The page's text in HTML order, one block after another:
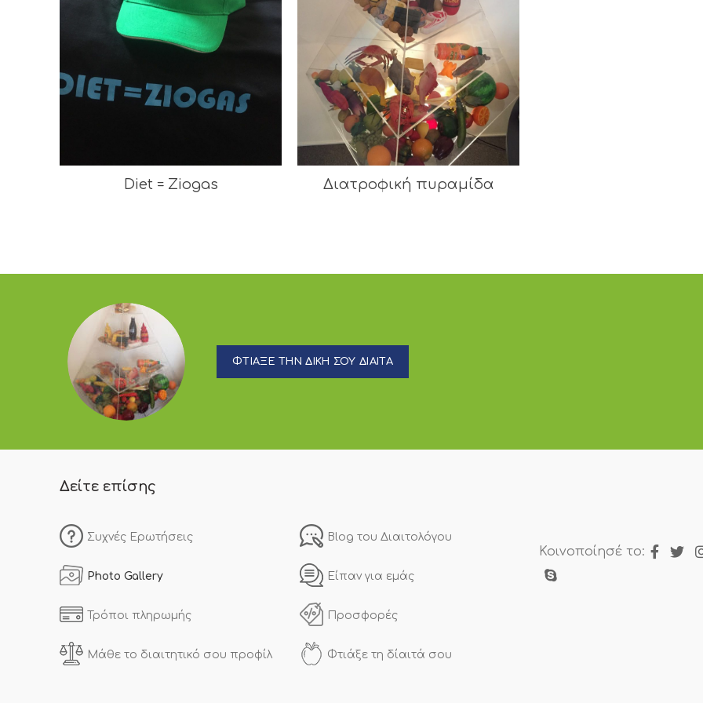
Diet = Ziogas Διατροφική πυραμίδα
ΦΤΙΑΞΕ ΤΗΝ ΔΙΚΗ ΣΟΥ ΔΙΑΙΤΑ
Δείτε επίσης
Συχνές Ερωτήσεις
Photo Gallery
Τρόποι πληρωμής
Μάθε το διαιτητικό σου προφίλ
Blog του Διαιτολόγου
Είπαν για εμάς
Προσφορές
Φτιάξε τη δίαιτά σου
Κοινοποίησέ το: